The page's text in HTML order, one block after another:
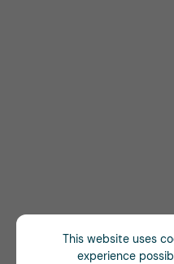
This website uses
experience